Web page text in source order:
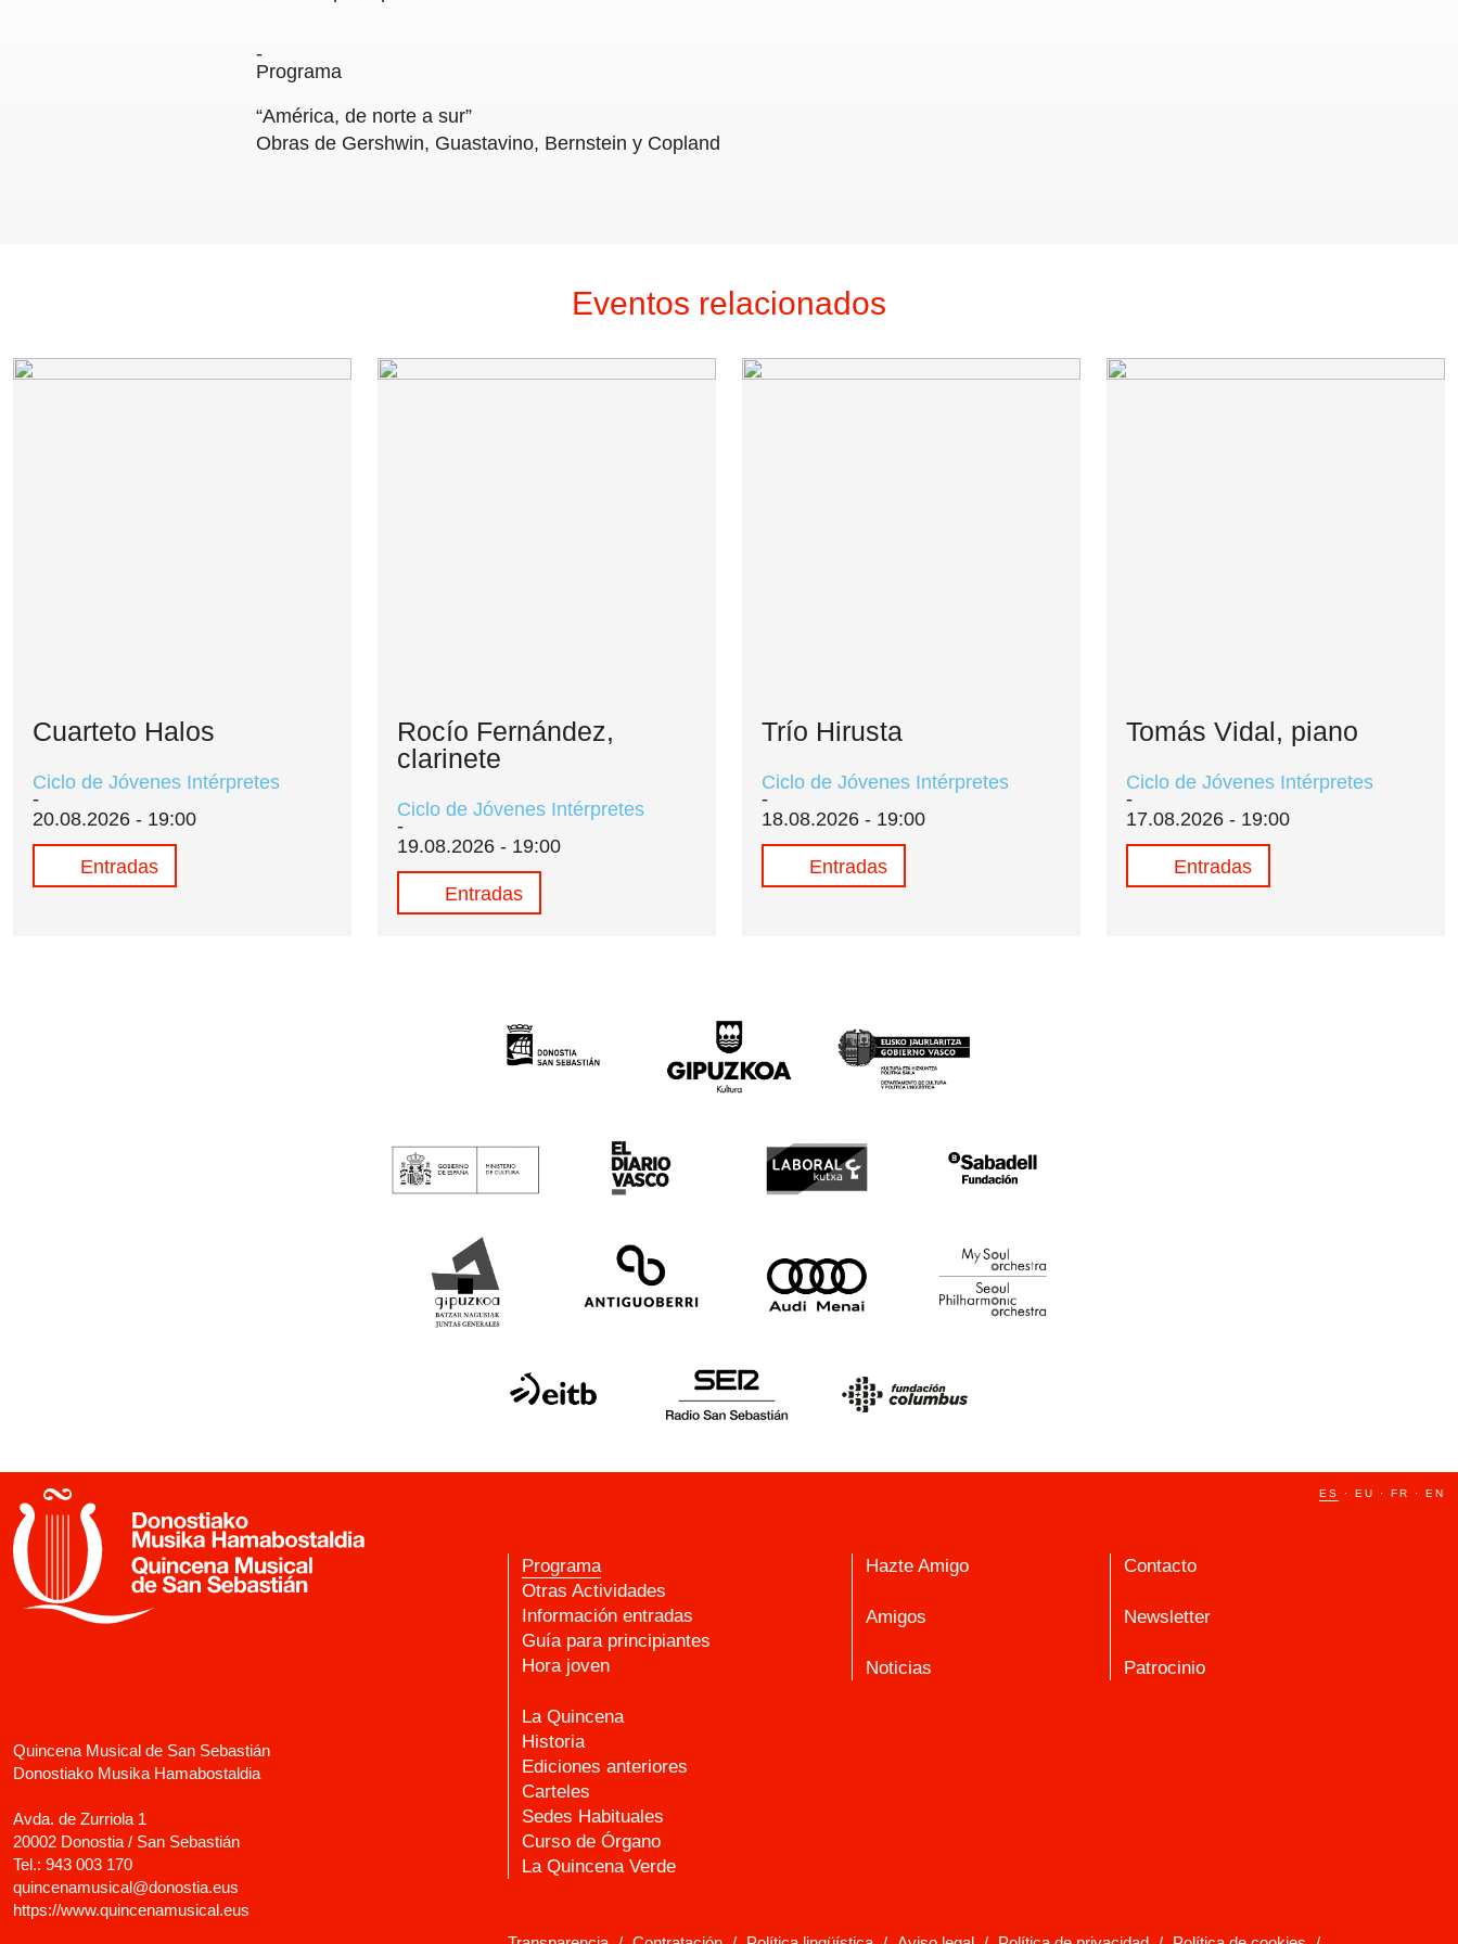
Programa
“América, de norte a sur”
Obras de Gershwin, Guastavino, Bernstein y Copland
Eventos relacionados
Cuarteto Halos
Ciclo de Jóvenes Intérpretes
20.08.2026 - 19:00
Entradas
Rocío Fernández,
clarinete
Ciclo de Jóvenes Intérpretes
19.08.2026 - 19:00
Entradas
Trío Hirusta
Ciclo de Jóvenes Intérpretes
18.08.2026 - 19:00
Entradas
Tomás Vidal, piano
Ciclo de Jóvenes Intérpretes
17.08.2026 - 19:00
Entradas
Quincena Musical de San Sebastián
Donostiako Musika Hamabostaldia
Avda. de Zurriola 1
20002 Donostia / San Sebastián
Tel.: 943 003 170
quincenamusical@donostia.eus
https://www.quincenamusical.eus
ES · EU · FR · EN
Programa
Otras Actividades
Información entradas
Guía para principiantes
Hora joven
La Quincena
Historia
Ediciones anteriores
Carteles
Sedes Habituales
Curso de Órgano
La Quincena Verde
Hazte Amigo
Amigos
Noticias
Contacto
Newsletter
Patrocinio